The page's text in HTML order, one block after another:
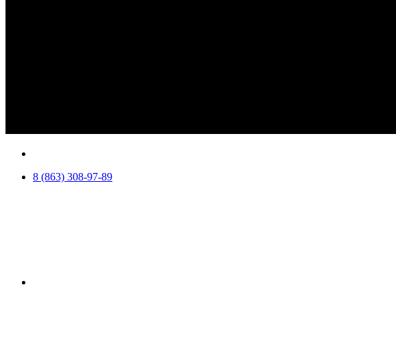
8 (863) 308-97-89